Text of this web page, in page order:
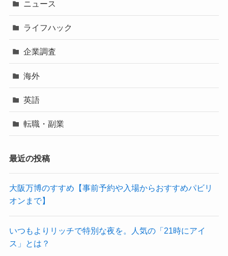
ニュース
ライフハック
企業調査
海外
英語
転職・副業
最近の投稿
大阪万博のすすめ【事前予約や入場からおすすめパビリ
オンまで】
いつもよりリッチで特別な夜を。人気の「21時にアイ
ス」とは？